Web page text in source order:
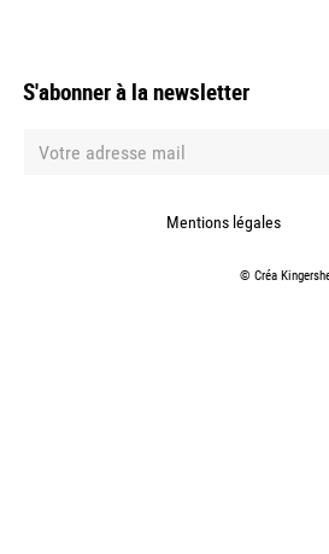
S'abonner à la newsletter
Mentions légales
© Créa